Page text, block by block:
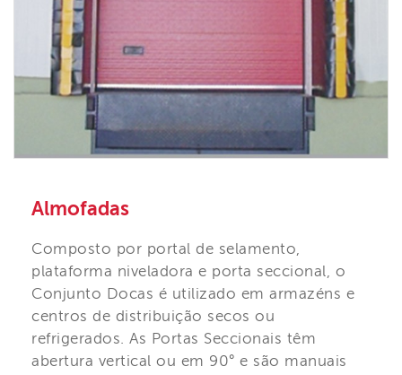
Almofadas
Composto por portal de selamento,
plataforma niveladora e porta seccional, o
Conjunto Docas é utilizado em armazéns e
centros de distribuição secos ou
refrigerados. As Portas Seccionais têm
abertura vertical ou em 90° e são manuais